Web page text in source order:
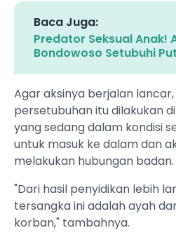
Baca Juga:
Predator Seksual Anak!
Bondowoso Setubuhi
Agar aksinya berjalan
persetubuhan itu dilakukan
yang sedang dalam kondisi
untuk masuk ke dalam dan
melakukan hubungan badan.
"Dari hasil penyidikan lebih
tersangka ini adalah ayah
korban," tambahnya.